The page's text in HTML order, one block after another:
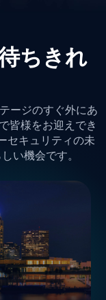
ちきれ
ージのすぐ外にあ
皆様をお迎えでき
セキュリティの未
い機会です。